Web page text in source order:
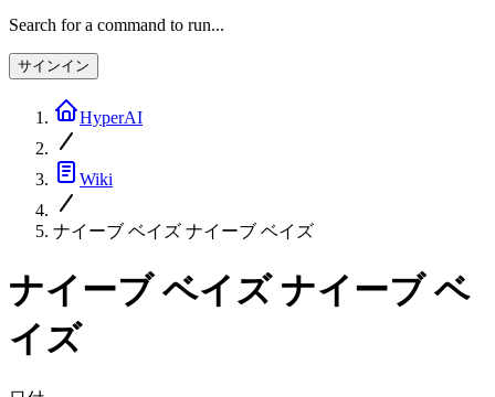
Search for a command to run...
サインイン
HyperAI
Wiki
ナイーブ ベイズ ナイーブ ベイズ
ナイーブ ベイズ ナイーブ ベ
イズ